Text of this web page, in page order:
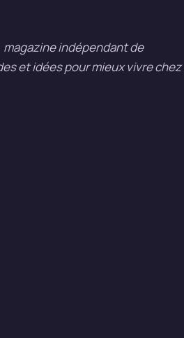
magazine indépendant de
et idées pour mieux vivre chez